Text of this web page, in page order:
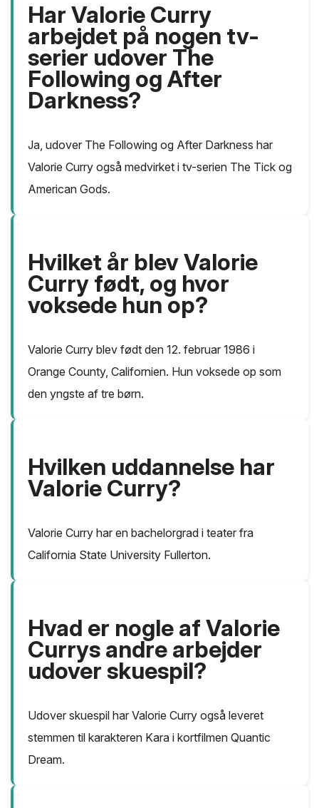
Har Valorie Curry
arbejdet på nogen tv-
serier udover The
Following og After
Darkness?
Ja, udover The Following og After Darkness har
Valorie Curry også medvirket i tv-serien The Tick og
American Gods.
Hvilket år blev Valorie
Curry født, og hvor
voksede hun op?
Valorie Curry blev født den 12. februar 1986 i
Orange County, Californien. Hun voksede op som
den yngste af tre børn.
Hvilken uddannelse har
Valorie Curry?
Valorie Curry har en bachelorgrad i teater fra
California State University Fullerton.
Hvad er nogle af Valorie
Currys andre arbejder
udover skuespil?
Udover skuespil har Valorie Curry også leveret
stemmen til karakteren Kara i kortfilmen Quantic
Dream.